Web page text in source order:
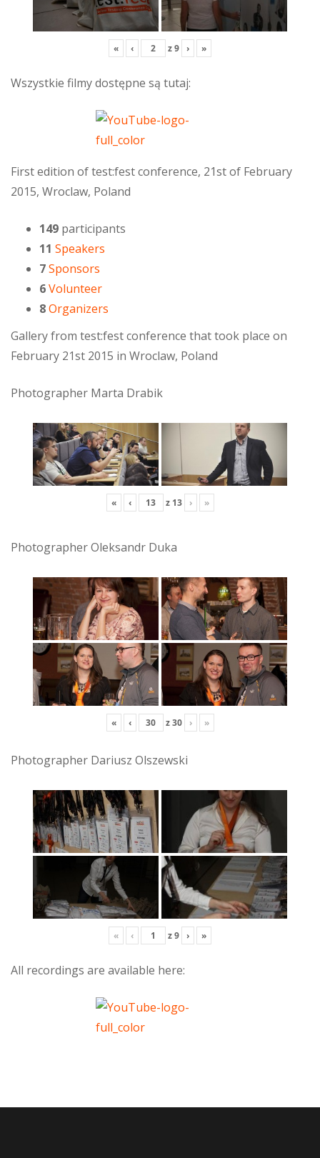
« ‹ z9 › »
Wszystkie filmy dostępne są tutaj:
First edition of test:fest conference, 21st of February
2015, Wroclaw, Poland
149 participants
11 Speakers
7Sponsors
6Volunteer
8Organizers
Gallery from test:fest conference that took place on
February 21st 2015 in Wroclaw, Poland
Photographer Marta Drabik
« ‹ z 13 › »
Photographer Oleksandr Duka
« ‹ z30 › »
Photographer Dariusz Olszewski
« ‹ z9 › »
All recordings are available here: